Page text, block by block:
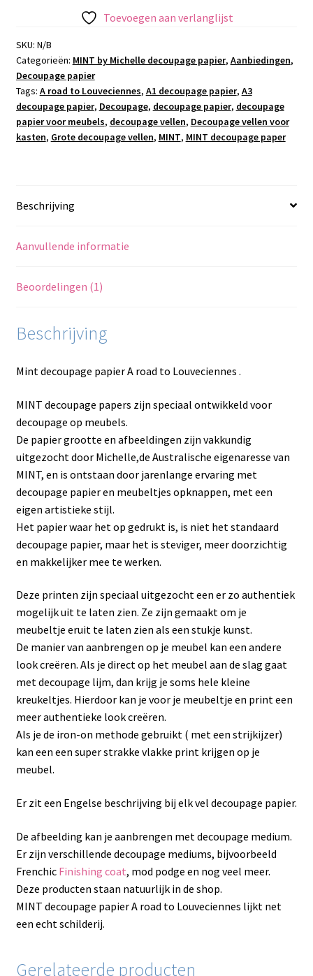
to
Louveciennes
aantal
Toevoegen aan verlanglijst
SKU: N/B
Categorieën: MINT by Michelle decoupage papier, Aanbiedingen,
Decoupage papier
Tags: A road to Louveciennes, A1 decoupage papier, A3
decoupage papier, Decoupage, decoupage papier, decoupage
papier voor meubels, decoupage vellen, Decoupage vellen voor
kasten, Grote decoupage vellen, MINT, MINT decoupage paper
Beschrijving
Aanvullende informatie
Beoordelingen (1)
Beschrijving
Mint decoupage papier A road to Louveciennes .
MINT decoupage papers zijn speciaal ontwikkeld voor
decoupage op meubels.
De papier grootte en afbeeldingen zijn vakkundig
uitgezocht door Michelle,de Australische eigenaresse van
MINT, en is ontstaan door jarenlange ervaring met
decoupage papier en meubeltjes opknappen, met een
eigen artistieke stijl.
Het papier waar het op gedrukt is, is niet het standaard
decoupage papier, maar het is steviger, meer doorzichtig
en makkelijker mee te werken.
Deze printen zijn speciaal uitgezocht een er zo authentiek
mogelijk uit te laten zien. Ze zijn gemaakt om je
meubeltje eruit te laten zien als een stukje kunst.
De manier van aanbrengen op je meubel kan een andere
look creëren. Als je direct op het meubel aan de slag gaat
met decoupage lijm, dan krijg je soms hele kleine
kreukeltjes. Hierdoor kan je voor je meubeltje en print een
meer authentieke look creëren.
Als je de iron-on methode gebruikt ( met een strijkijzer)
kan een een super strakke vlakke print krijgen op je
meubel.
Er zit een Engelse beschrijving bij elk vel decoupage papier.
De afbeelding kan je aanbrengen met decoupage medium.
Er zijn verschillende decoupage mediums, bijvoorbeeld
Frenchic Finishing coat, mod podge en nog veel meer.
Deze producten staan natuurlijk in de shop.
MINT decoupage papier A road to Louveciennes lijkt net
een echt schilderij.
Gerelateerde producten